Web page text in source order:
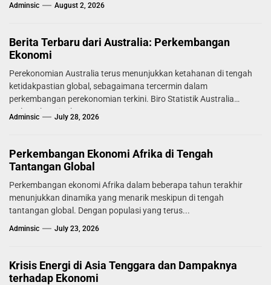
Adminsic August 2, 2026
Berita Terbaru dari Australia: Perkembangan
Ekonomi
Perekonomian Australia terus menunjukkan ketahanan di tengah
ketidakpastian global, sebagaimana tercermin dalam
perkembangan perekonomian terkini. Biro Statistik Australia
melaporkan tingkat...
Adminsic July 28, 2026
Perkembangan Ekonomi Afrika di Tengah
Tantangan Global
Perkembangan ekonomi Afrika dalam beberapa tahun terakhir
menunjukkan dinamika yang menarik meskipun di tengah
tantangan global. Dengan populasi yang terus...
Adminsic July 23, 2026
Krisis Energi di Asia Tenggara dan Dampaknya
terhadap Ekonomi